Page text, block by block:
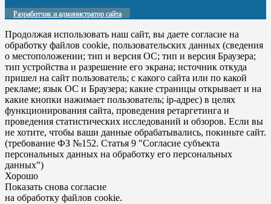
Разработчик и администратор сайта
Продолжая использовать наш сайт, вы даете согласие на
обработку файлов cookie, пользовательских данных (сведения
о местоположении; тип и версия ОС; тип и версия Браузера;
тип устройства и разрешение его экрана; источник откуда
пришел на сайт пользователь; с какого сайта или по какой
рекламе; язык ОС и Браузера; какие страницы открывает и на
какие кнопки нажимает пользователь; ip-адрес) в целях
функционирования сайта, проведения ретаргетинга и
проведения статистических исследований и обзоров. Если вы
не хотите, чтобы ваши данные обрабатывались, покиньте сайт.
(требование ФЗ №152. Статья 9 "Согласие субъекта
персональных данных на обработку его персональных
данных")
Хорошо
Показать снова согласие
на обработку файлов cookie.